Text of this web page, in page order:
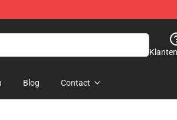
Blog Contact